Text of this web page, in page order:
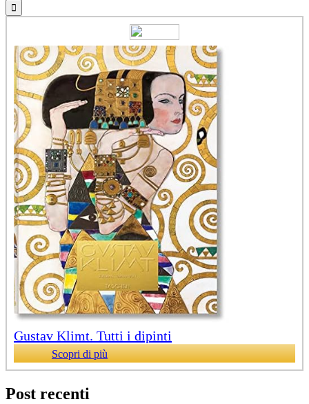
Gustav Klimt. Tutti i dipinti
Scopri di più
Post recenti